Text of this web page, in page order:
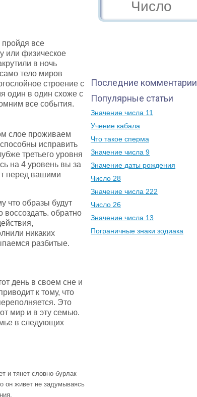
все
или физическое
в ночь
тело миров
строение с
один в один схоже с
все события.
слое проживаем
исправить
третьего уровня
на 4 уровень вы за
перед вашими
что образы будут
воссоздать. обратно
никаких
разбитые.
день в своем сне и
к тому, что
Это
мир и в эту семью.
в следующих
и тянет словно бурлак
он живет не задумываясь
Последние комментарии
Популярные статьи
Значение числа 11
Учение кабала
Что такое сперма
Значение числа 9
Значение даты рождения
Число 28
Значение числа 222
Число 26
Значение числа 13
Пограничные знаки зодиака